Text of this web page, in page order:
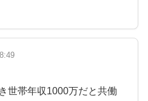
世帯年収1000万だと共働